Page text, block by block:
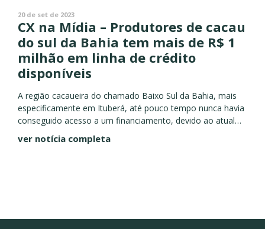
20 de set de 2023
CX na Mídia – Produtores de cacau
do sul da Bahia tem mais de R$ 1
milhão em linha de crédito
disponíveis
A região cacaueira do chamado Baixo Sul da Bahia, mais
especificamente em Ituberá, até pouco tempo nunca havia
conseguido acesso a um financiamento, devido ao atual
endividamento dos produtores locais e, também, por um
estigma...
ver notícia completa